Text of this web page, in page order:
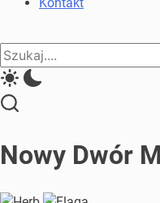
Close
Search
Nowy Dwór